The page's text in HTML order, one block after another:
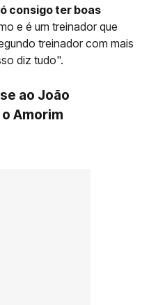
consigo ter boas
e é um treinador que
treinador com mais
diz tudo".
ao João
Amorim